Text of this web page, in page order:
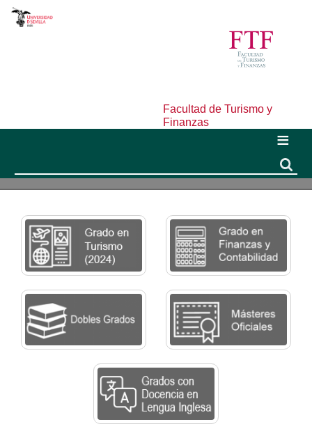
Facultad de Turismo y
Finanzas